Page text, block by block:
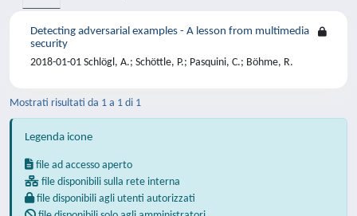
Detecting adversarial examples - A lesson from multimedia
security
2018-01-01 Schlögl, A.; Schöttle, P.; Pasquini, C.; Böhme, R.
Mostrati risultati da 1 a 1 di 1
Legenda icone
file ad accesso aperto
file disponibili sulla rete interna
file disponibili agli utenti autorizzati